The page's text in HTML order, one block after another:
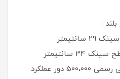
سانتیمتر
5-کارتریج MOST با گارانتی رسمی 500،000 دور عملکرد